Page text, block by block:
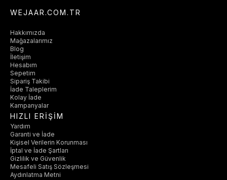
WEJAAR.COM.TR
Hakkımızda
Mağazalarımız
Blog
İletişim
Hesabım
Sepetim
Sipariş Takibi
İade Taleplerim
Kolay İade
Kampanyalar
HIZLI ERİŞİM
Yardım
Garanti ve İade
Kişisel Verilerin Korunması
İptal ve İade Şartları
Gizlilik ve Güvenlik
Mesafeli Satış Sözleşmesi
Aydınlatma Metni